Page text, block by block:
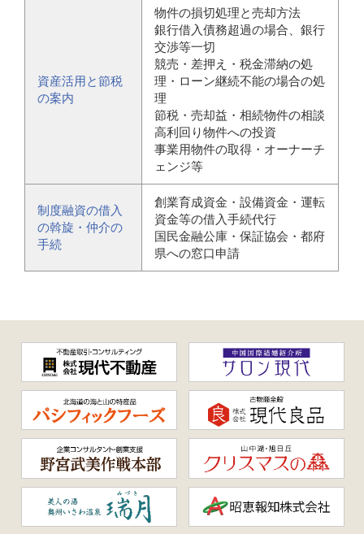
資産活用と節税
の案内
物件の損切処理と売却方法
銀行借入債務超過の場合、銀行
交渉等一切
競売・差押え・税金滞納の処
理・ローン継続不能の場合の処
理
節税・売却益・相続物件の相談
高利回り物件への投資
事業用物件の取得・オーナーチ
ェンジ等
制度融資の借入
の斡旋・仲介の
手続
創業育成資金・設備資金・運転
資金等の借入手続代行
国民金融公庫・保証協会・都府
県への窓口申請